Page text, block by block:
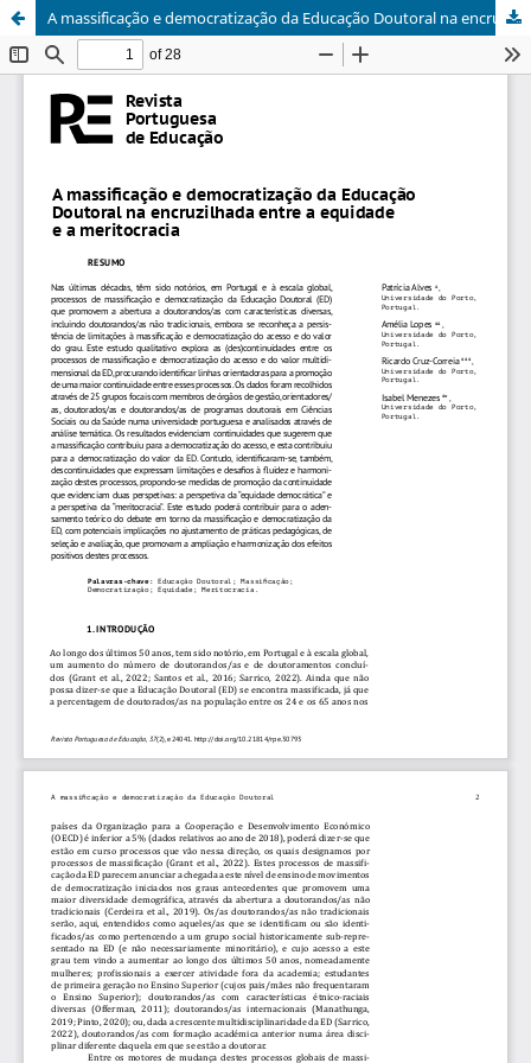
A massificação e democratização da Educação Doutoral na encruzilhada entre a equidade e a meritocracia